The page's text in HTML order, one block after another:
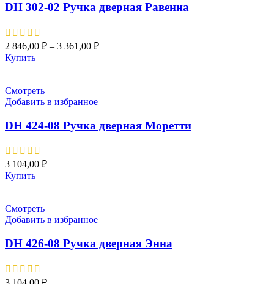
DH 302-02 Ручка дверная Равенна
2 846,00 ₽ – 3 361,00 ₽
Купить
Смотреть
Добавить в избранное
DH 424-08 Pучка дверная Моретти
3 104,00 ₽
Купить
Смотреть
Добавить в избранное
DH 426-08 Pучка дверная Энна